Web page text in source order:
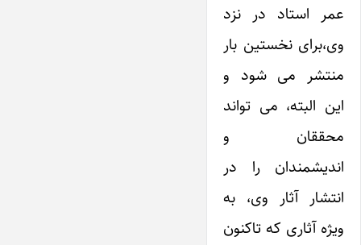
عمر استاد در نزد
وی،‌برای نخستین بار
منتشر می شود و
این البته، می تواند
محققان و
اندیشمندان را در
انتشار آثار وی، به
ویژه آثاری که تاکنون